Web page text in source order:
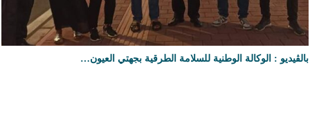
بالڤيديو : الوكالة الوطنية للسلامة الطرقية بجهتي العيون…